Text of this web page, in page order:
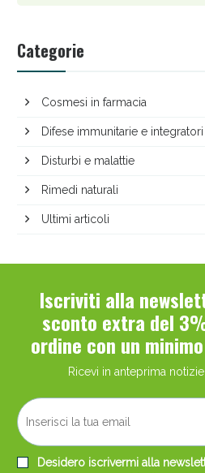
Categorie
Cosmesi in farmacia
Difese immunitarie e integratori
Disturbi e malattie
Rimedi naturali
Ultimi articoli
Iscriviti alla
sconto extra del
ordine con un
Ricevi in anteprima
Desidero iscrivermi alla